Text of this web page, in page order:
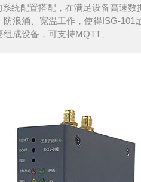
统配置搭配，在满足设备高速
浪涌、宽温工作，使得ISG-101
成设备，可支持MQTT、